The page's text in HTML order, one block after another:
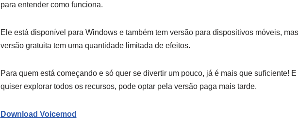
para entender como funciona.
Ele está disponível para Windows e também tem versão para dispositivos móveis,
versão gratuita tem uma quantidade limitada de efeitos.
Para quem está começando e só quer se divertir um pouco, já é mais que suficiente!
quiser explorar todos os recursos, pode optar pela versão paga mais tarde.
Download Voicemod